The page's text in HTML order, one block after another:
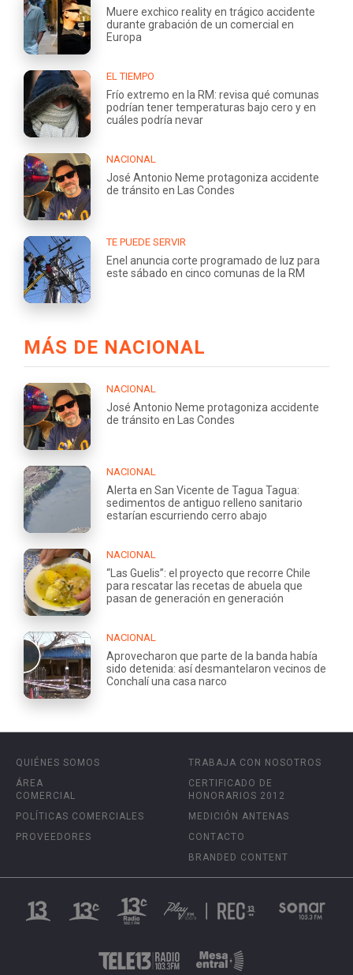
Muere exchico reality en trágico accidente
durante grabación de un comercial en
Europa
EL TIEMPO
Frío extremo en la RM: revisa qué comunas
podrían tener temperaturas bajo cero y en
cuáles podría nevar
NACIONAL
José Antonio Neme protagoniza accidente
de tránsito en Las Condes
TE PUEDE SERVIR
Enel anuncia corte programado de luz para
este sábado en cinco comunas de la RM
MÁS DE NACIONAL
NACIONAL
José Antonio Neme protagoniza accidente
de tránsito en Las Condes
NACIONAL
Alerta en San Vicente de Tagua Tagua:
sedimentos de antiguo relleno sanitario
estarían escurriendo cerro abajo
NACIONAL
“Las Guelis”: el proyecto que recorre Chile
para rescatar las recetas de abuela que
pasan de generación en generación
NACIONAL
Aprovecharon que parte de la banda había
sido detenida: así desmantelaron vecinos de
Conchalí una casa narco
QUIÉNES SOMOS
ÁREA
COMERCIAL
POLÍTICAS COMERCIALES
PROVEEDORES
TRABAJA CON NOSOTROS
CERTIFICADO DE
HONORARIOS 2012
MEDICIÓN ANTENAS
CONTACTO
BRANDED CONTENT